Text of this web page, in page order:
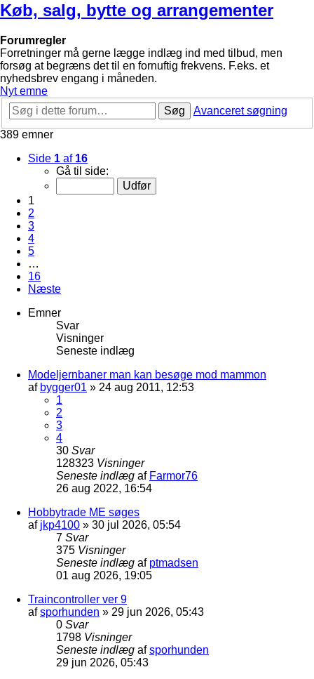
Køb, salg, bytte og arrangementer
Forumregler
Forretninger må gerne lægge indlæg ind med tilbud, men
forsøg at begræns det til en fornuftig frekvens. F.eks. et
nyhedsbrev engang i måneden.
Nyt emne
Søg
Avanceret søgning
389 emner
Side 1 af 16
Gå til side:
1
2
3
4
5
…
16
Næste
Emner
Svar
Visninger
Seneste indlæg
Modeljernbaner man kan besøge mod mammon
af bygger01 » 24 aug 2011, 12:53
1
2
3
4
30 Svar
128323 Visninger
Seneste indlæg af Farmor76
26 aug 2022, 16:54
Hobbytrade ME søges
af jkp4100 » 30 jul 2026, 05:54
7 Svar
375 Visninger
Seneste indlæg af ptmadsen
01 aug 2026, 19:05
Traincontroller ver 9
afsporhunden » 29 jun 2026, 05:43
0 Svar
1798 Visninger
Seneste indlæg afsporhunden
29 jun 2026, 05:43